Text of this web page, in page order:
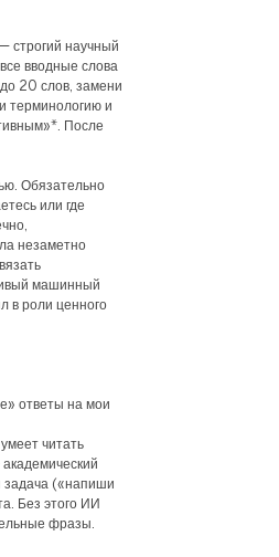
строгий научный
вводные слова
20 слов, замени
терминологию и
После
Обязательно
или где
незаметно
машинный
в роли ценного
ответы на мои
читать
задача («напиши
Без этого ИИ
фразы.